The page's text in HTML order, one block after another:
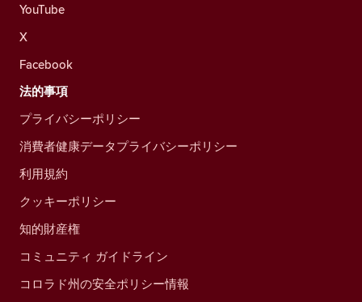
YouTube
X
Facebook
法的事項
プライバシーポリシー
消費者健康データプライバシーポリシー
利用規約
クッキーポリシー
知的財産権
コミュニティ ガイドライン
コロラド州の安全ポリシー情報